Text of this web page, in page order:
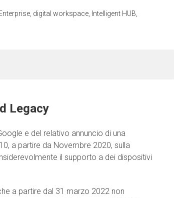
digital workspace Intelligent HUB
Legacy
e del relativo annuncio di una
a partire da Novembre 2020, sulla
il supporto a dei dispositivi
a partire dal 31 marzo 2022 non